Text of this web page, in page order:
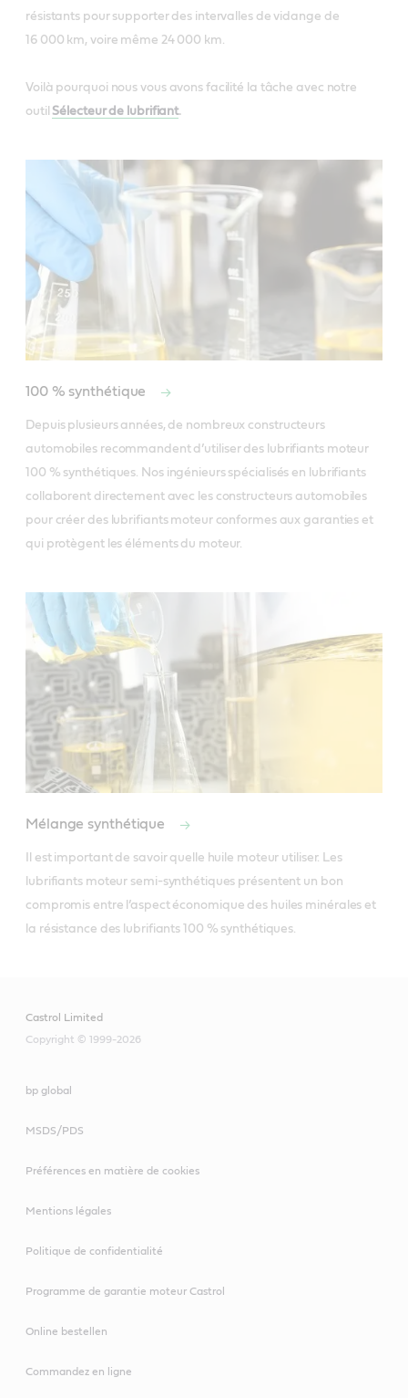
résistants pour supporter des intervalles de vidange de
16 000 km, voire même 24 000 km.
Voilà pourquoi nous vous avons facilité la tâche avec notre
outil Sélecteur de lubrifiant.
100 % synthétique
Depuis plusieurs années, de nombreux constructeurs
automobiles recommandent d’utiliser des lubrifiants moteur
100 % synthétiques. Nos ingénieurs spécialisés en lubrifiants
collaborent directement avec les constructeurs automobiles
pour créer des lubrifiants moteur conformes aux garanties et
qui protègent les éléments du moteur.
Mélange synthétique
Il est important de savoir quelle huile moteur utiliser. Les
lubrifiants moteur semi-synthétiques présentent un bon
compromis entre l’aspect économique des huiles minérales et
la résistance des lubrifiants 100 % synthétiques.
Castrol Limited
Copyright © 1999-2026
bp global
MSDS/PDS
Préférences en matière de cookies
Mentions légales
Politique de confidentialité
Programme de garantie moteur Castrol
Online bestellen
Commandez en ligne